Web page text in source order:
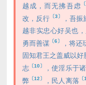
越成，而无拂吾虑
改，反行 〔3〕 ，吾
越非实忠心好吴也
勇而善谋 〔6〕 ，将
固知君王之盖威以好
志 〔10〕 ，使淫乐于
弊 〔12〕 ，民人离落 〔